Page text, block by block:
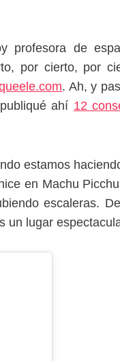
profesora de
por cierto, por
. Ah, y
ahí 12
estamos
en Machu
escaleras.
un lugar